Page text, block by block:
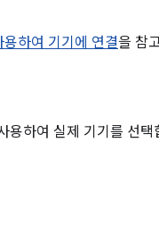
하여 기기에 연결을 참
용하여 실제 기기를 선택